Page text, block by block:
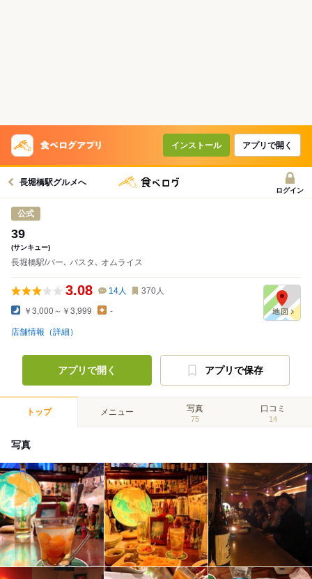
インストール アプリで開く
長堀橋駅グルメへ
ログイン
公式
39
(サンキュー)
長堀橋駅/バー､ パスタ､ オムライス
3.08 14人 370人
￥3,000～￥3,999 -
店舗情報（詳細）
アプリで開く アプリで保存
トップ メニュー 写真
75
口コミ
14
写真